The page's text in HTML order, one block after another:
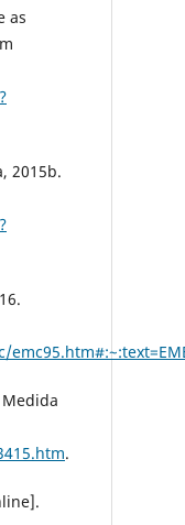
as
2015b.
Medida
.